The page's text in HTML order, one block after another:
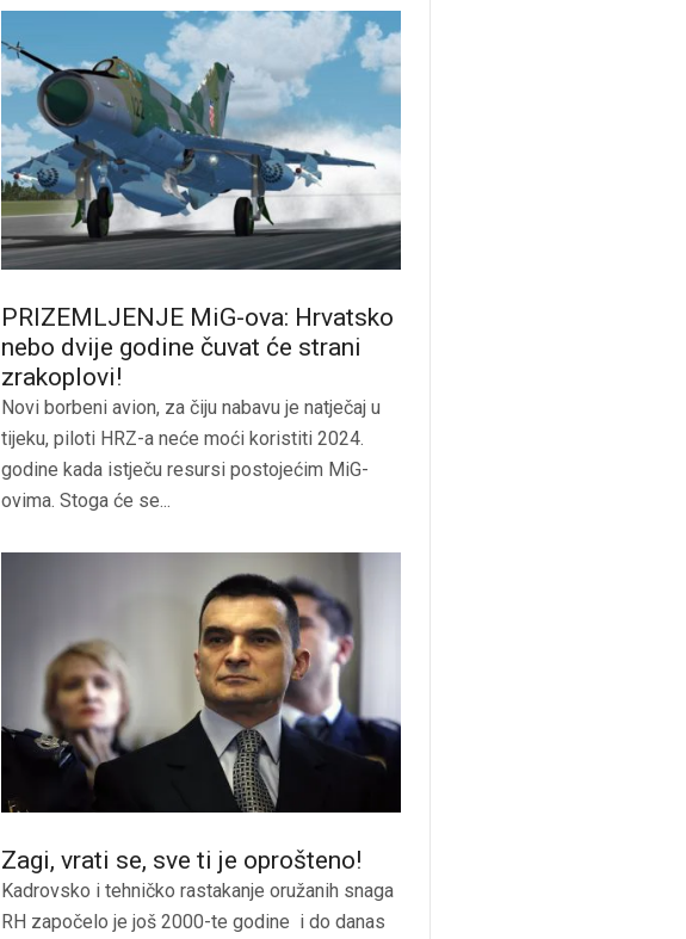
PRIZEMLJENJE MiG-ova: Hrvatsko
nebo dvije godine čuvat će strani
zrakoplovi!
Novi borbeni avion, za čiju nabavu je natječaj u
tijeku, piloti HRZ-a neće moći koristiti 2024.
godine kada istječu resursi postojećim MiG-
ovima. Stoga će se...
Zagi, vrati se, sve ti je oprošteno!
Kadrovsko i tehničko rastakanje oružanih snaga
RH započelo je još 2000-te godine i do danas